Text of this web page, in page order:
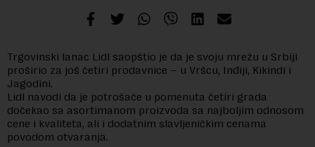
Trgovinski lanac Lidl saopštio je da je svoju mrežu u Srbiji
proširio za još četiri prodavnice – u Vršcu, Inđiji, Kikindi i
Jagodini.
Lidl navodi da je potrošače u pomenuta četiri grada
dočekao sa asortimanom proizvoda sa najboljim odnosom
cene i kvaliteta, ali i dodatnim slavljeničkim cenama
povodom otvaranja.